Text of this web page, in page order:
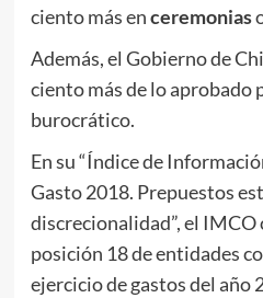
ciento más enceremonias
Además, el Gobierno de
ciento más de lo aprobado
burocrático.
En su “Índice de
Gasto 2018. Prepuestos
discrecionalidad”, el IMCO
posición 18 de entidades
ejercicio de gastos del año